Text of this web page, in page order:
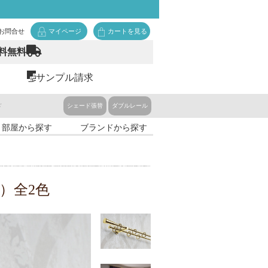
問合せ マイページ カートを見る
無料
サンプル請求
シェード張替 ダブルレール
屋から探す ブランドから探す
全2色